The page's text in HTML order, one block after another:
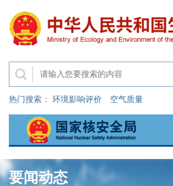
热门搜索： 环境影响评价 空气质量
要闻动态